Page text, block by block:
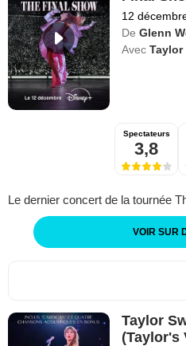
12
De Glenn
Avec Taylor
Spectateurs
3,8
Le dernier concert de la tournée
VOIR SUR
Taylor
(Taylor's